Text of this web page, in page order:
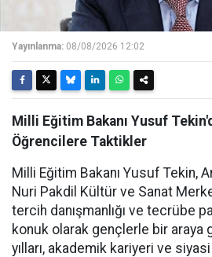
Yayınlanma: 08/08/2026 12:02
Milli Eğitim Bakanı Yusuf
Öğrencilere Taktikler
Milli Eğitim Bakanı Yusuf Tekin,
Nuri Pakdil Kültür ve Sanat
tercih danışmanlığı ve tecrübe
konuk olarak gençlerle bir araya
yılları, akademik kariyeri ve